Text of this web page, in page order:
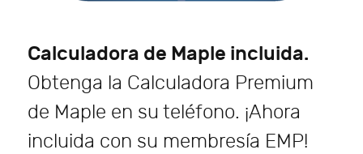
Calculadora de Maple incluida.
Obtenga la Calculadora Premium
de Maple en su teléfono. ¡Ahora
incluida con su membresía EMP!